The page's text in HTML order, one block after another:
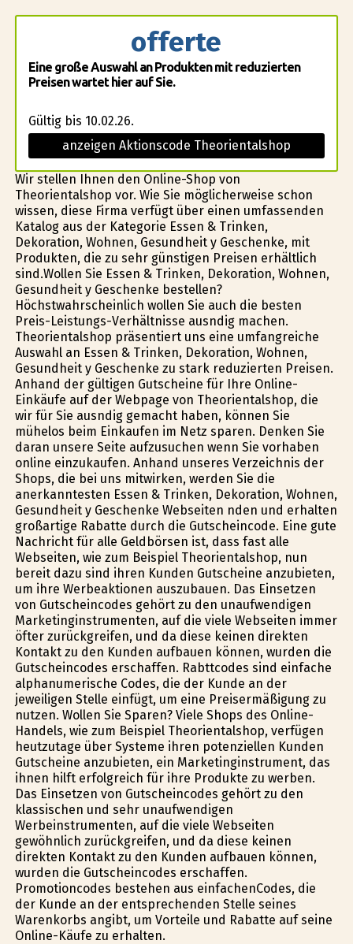
offerte
Eine große Auswahl an Produkten mit reduzierten
Preisen wartet hier auf Sie.
Gültig bis 10.02.26.
anzeigen Aktionscode Theorientalshop
Wir stellen Ihnen den Online-Shop von
Theorientalshop vor. Wie Sie möglicherweise schon
wissen, diese Firma verfügt über einen umfassenden
Katalog aus der Kategorie Essen & Trinken,
Dekoration, Wohnen, Gesundheit y Geschenke, mit
Produkten, die zu sehr günstigen Preisen erhältlich
sind.Wollen Sie Essen & Trinken, Dekoration, Wohnen,
Gesundheit y Geschenke bestellen?
Höchstwahrscheinlich wollen Sie auch die besten
Preis-Leistungs-Verhältnisse ausfindig machen.
Theorientalshop präsentiert uns eine umfangreiche
Auswahl an Essen & Trinken, Dekoration, Wohnen,
Gesundheit y Geschenke zu stark reduzierten Preisen.
Anhand der gültigen Gutscheine für Ihre Online-
Einkäufe auf der Webpage von Theorientalshop, die
wir für Sie ausfindig gemacht haben, können Sie
mühelos beim Einkaufen im Netz sparen. Denken Sie
daran unsere Seite aufzusuchen wenn Sie vorhaben
online einzukaufen. Anhand unseres Verzeichnis der
Shops, die bei uns mitwirken, werden Sie die
anerkanntesten Essen & Trinken, Dekoration, Wohnen,
Gesundheit y Geschenke Webseiten finden und erhalten
großartige Rabatte durch die Gutscheincode. Eine gute
Nachricht für alle Geldbörsen ist, dass fast alle
Webseiten, wie zum Beispiel Theorientalshop, nun
bereit dazu sind ihren Kunden Gutscheine anzubieten,
um ihre Werbeaktionen auszubauen. Das Einsetzen
von Gutscheincodes gehört zu den unaufwendigen
Marketinginstrumenten, auf die viele Webseiten immer
öfter zurückgreifen, und da diese keinen direkten
Kontakt zu den Kunden aufbauen können, wurden die
Gutscheincodes erschaffen. Rabttcodes sind einfache
alphanumerische Codes, die der Kunde an der
jeweiligen Stelle einfügt, um eine Preisermäßigung zu
nutzen. Wollen Sie Sparen? Viele Shops des Online-
Handels, wie zum Beispiel Theorientalshop, verfügen
heutzutage über Systeme ihren potenziellen Kunden
Gutscheine anzubieten, ein Marketinginstrument, das
ihnen hilft erfolgreich für ihre Produkte zu werben.
Das Einsetzen von Gutscheincodes gehört zu den
klassischen und sehr unaufwendigen
Werbeinstrumenten, auf die viele Webseiten
gewöhnlich zurückgreifen, und da diese keinen
direkten Kontakt zu den Kunden aufbauen können,
wurden die Gutscheincodes erschaffen.
Promotioncodes bestehen aus einfachenCodes, die
der Kunde an der entsprechenden Stelle seines
Warenkorbs angibt, um Vorteile und Rabatte auf seine
Online-Käufe zu erhalten.